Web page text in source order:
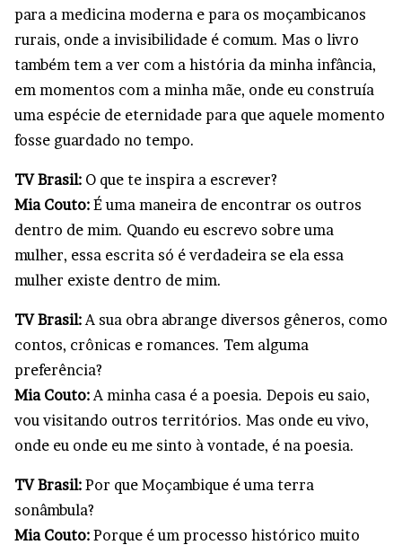
para a medicina moderna e para os moçambicanos
rurais, onde a invisibilidade é comum. Mas o livro
também tem a ver com a história da minha infância,
em momentos com a minha mãe, onde eu construía
uma espécie de eternidade para que aquele momento
fosse guardado no tempo.
TV Brasil: O que te inspira a escrever?
Mia Couto: É uma maneira de encontrar os outros
dentro de mim. Quando eu escrevo sobre uma
mulher, essa escrita só é verdadeira se ela essa
mulher existe dentro de mim.
TV Brasil:A sua obra abrange diversos gêneros, como
contos, crônicas e romances. Tem alguma
preferência?
Mia Couto:A minha casa é a poesia. Depois eu saio,
vou visitando outros territórios. Mas onde eu vivo,
onde eu onde eu me sinto à vontade, é na poesia.
TV Brasil: Por que Moçambique é uma terra
sonâmbula?
Mia Couto: Porque é um processo histórico muito